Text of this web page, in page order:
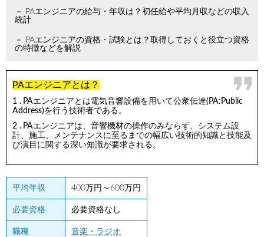
PAエンジニアの給与・年収は？初任給や平均月収などの収入
統計
PAエンジニアの資格・試験とは？取得しておくと役立つ資格
の特徴などを解説
PAエンジニアとは？
PAエンジニアとは電気音響設備を用いて公衆伝達(PA:Public
Address)を行う技術者である。
PAエンジニアは、音響機材の操作のみならず、システム設
計、施工、メンテナンスに至るまでの幅広い技術的知識と技能及
び演目に関する深い知識が要求される。
平均年収 400万円～600万円
必要資格 必要資格なし
職種 音楽・ラジオ